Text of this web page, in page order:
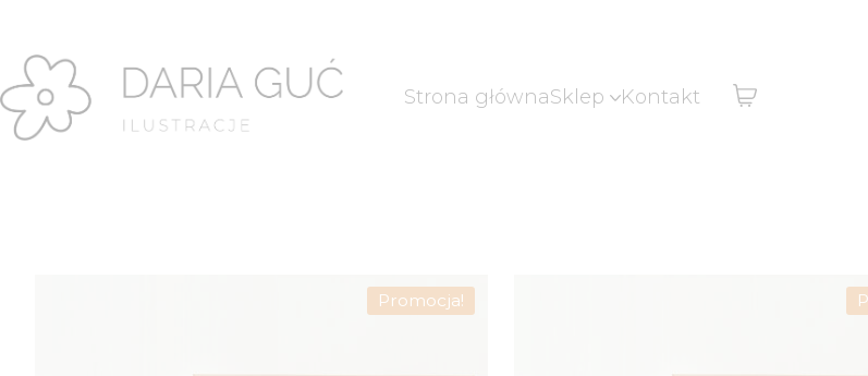
Strona głównaSklep Kontakt
Promocja!